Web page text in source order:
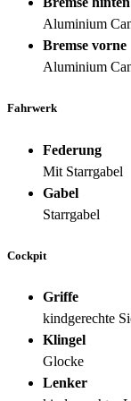
Aluminium
Bremse vorne
Aluminium
Fahrwerk
Federung
Mit Starrgabel
Gabel
Starrgabel
Cockpit
Griffe
kindgerechte
Klingel
Glocke
Lenker